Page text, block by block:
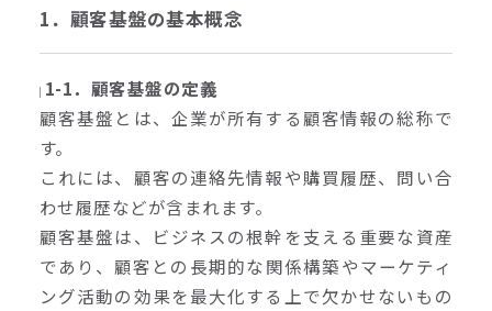
1．顧客基盤の基本概念
1-1．顧客基盤の定義
顧客基盤とは、企業が所有する顧客情報の総称で
す。
これには、顧客の連絡先情報や購買履歴、問い合
わせ履歴などが含まれます。
顧客基盤は、ビジネスの根幹を支える重要な資産
であり、顧客との長期的な関係構築やマーケティ
ング活動の効果を最大化する上で欠かせないもの